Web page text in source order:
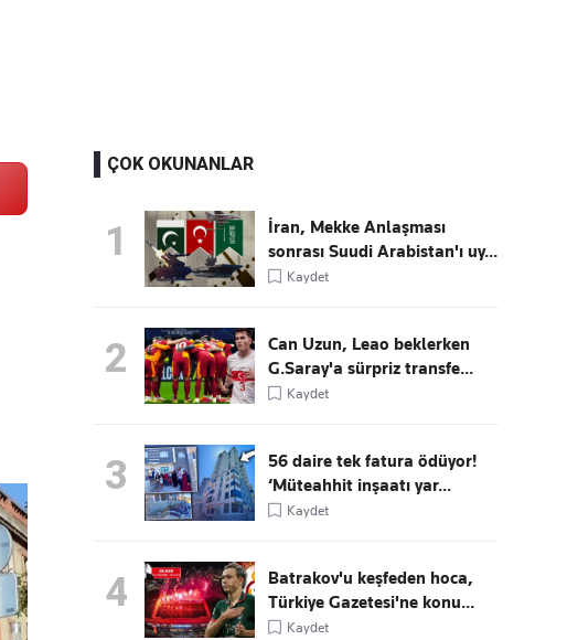
ÇOK OKUNANLAR
1
İran, Mekke Anlaşması
sonrası Suudi Arabistan'ı uy...
Kaydet
2
Can Uzun, Leao beklerken
G.Saray'a sürpriz transfe...
Kaydet
3
56 daire tek fatura ödüyor!
‘Müteahhit inşaatı yar...
Kaydet
4
Batrakov'u keşfeden hoca,
Türkiye Gazetesi'ne konu...
Kaydet